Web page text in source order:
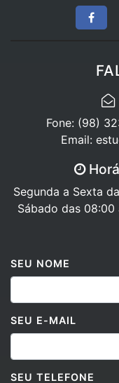
Fone: (98)
Email:
Segunda a Sexta
Sábado das
SEU NOME
SEU E-MAIL
SEU TELEFONE